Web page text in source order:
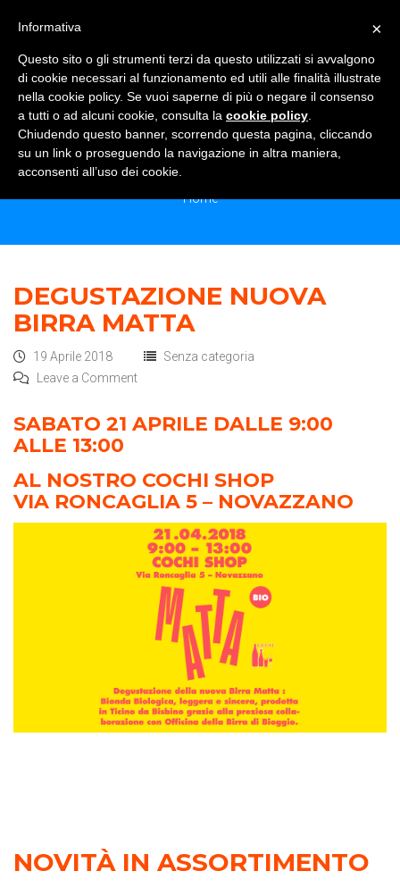
MONTHLY ARCHIVES:<SPAN> APRILE
2018</SPAN>
Home
DEGUSTAZIONE NUOVA
BIRRA MATTA
19 Aprile 2018
Senza categoria
Leave a Comment
SABATO 21 APRILE DALLE 9:00
ALLE 13:00
AL NOSTRO COCHI SHOP
VIA RONCAGLIA 5 – NOVAZZANO
NOVITÀ IN ASSORTIMENTO
×
Informativa
Questo sito o gli strumenti terzi da questo utilizzati si avvalgono
di cookie necessari al funzionamento ed utili alle finalità illustrate
nella cookie policy. Se vuoi saperne di più o negare il consenso
a tutti o ad alcuni cookie, consulta la cookie policy
Chiudendo questo banner, scorrendo questa pagina, cliccando
su un link o proseguendo la navigazione in altra maniera,
acconsenti all’uso dei cookie.